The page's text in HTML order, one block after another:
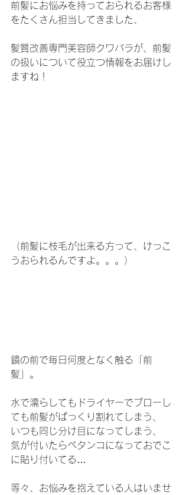
前髪にお悩みを持っておられるお客様
をたくさん担当してきました、
髪質改善専門美容師クワバラが、前髪
の扱いについて役立つ情報をお届けし
ますね！
（前髪に枝毛が出来る方って、けっこ
うおられるんですよ。。。）
鏡の前で毎日何度となく触る「前
髪」。
水で濡らしてもドライヤーでブローし
ても前髪がぱっくり割れてしまう、
いつも同じ分け目になってしまう、
気が付いたらペタンコになっておでこ
に貼り付いてる…
等々、お悩みを抱えている人はいませ